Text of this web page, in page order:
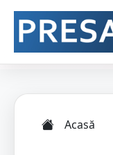
Acasă